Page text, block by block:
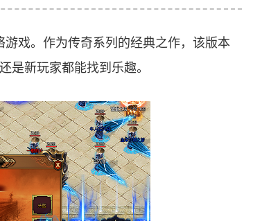
游戏。作为传奇系列的经典之作，该版本
是新玩家都能找到乐趣。